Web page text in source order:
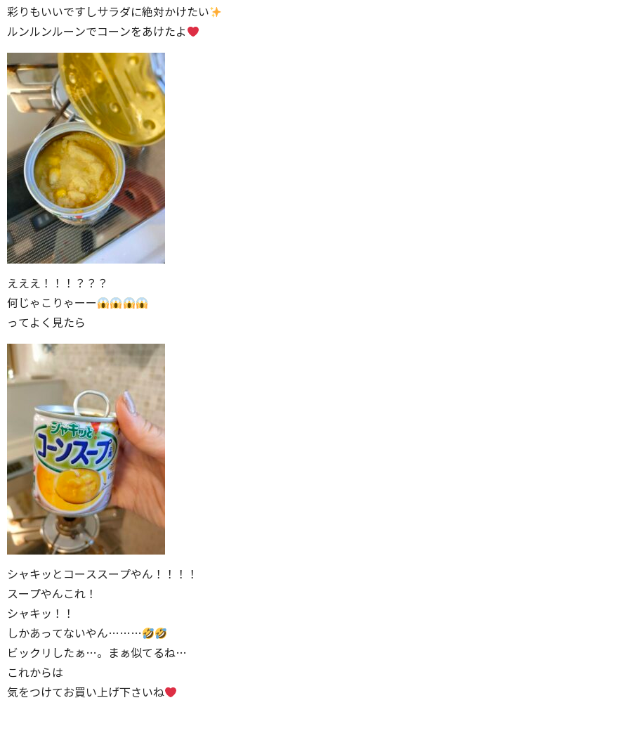
彩りもいいですしサラダに絶対かけたい
ルンルンルーンでコーンをあけたよ
えええ！！！？？？
何じゃこりゃーー
ってよく見たら
シャキッとコーススープやん！！！！
スープやんこれ！
シャキッ！！
しかあってないやん………
ビックリしたぁ…。まぁ似てるね…
これからは
気をつけてお買い上げ下さいね